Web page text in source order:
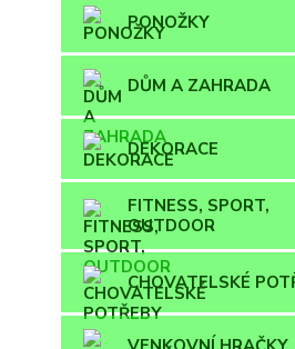
PONOŽKY
DŮM A ZAHRADA
DEKORACE
FITNESS, SPORT,
OUTDOOR
CHOVATELSKÉ